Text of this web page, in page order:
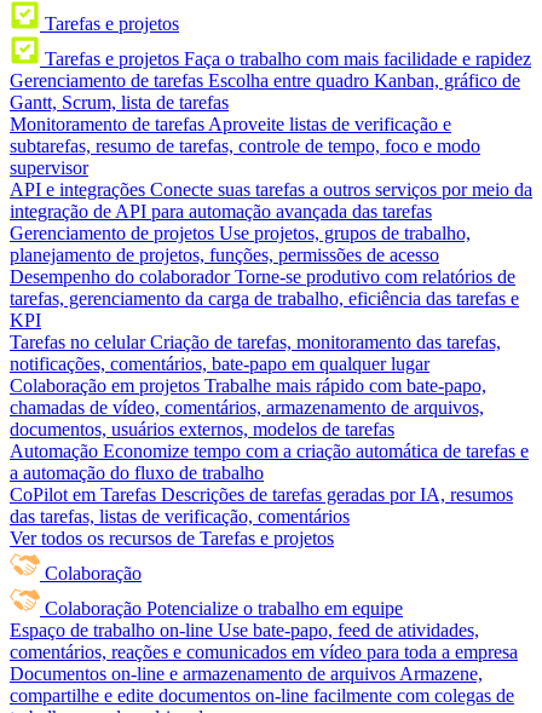
Tarefas e projetos
Tarefas e projetos Faça o trabalho com mais facilidade e rapidez
Gerenciamento de tarefas Escolha entre quadro Kanban, gráfico de
Gantt, Scrum, lista de tarefas
Monitoramento de tarefas Aproveite listas de verificação e
subtarefas, resumo de tarefas, controle de tempo, foco e modo
supervisor
API e integrações Conecte suas tarefas a outros serviços por meio da
integração de API para automação avançada das tarefas
Gerenciamento de projetos Use projetos, grupos de trabalho,
planejamento de projetos, funções, permissões de acesso
Desempenho do colaborador Torne-se produtivo com relatórios de
tarefas, gerenciamento da carga de trabalho, eficiência das tarefas e
KPI
Tarefas no celular Criação de tarefas, monitoramento das tarefas,
notificações, comentários, bate-papo em qualquer lugar
Colaboração em projetos Trabalhe mais rápido com bate-papo,
chamadas de vídeo, comentários, armazenamento de arquivos,
documentos, usuários externos, modelos de tarefas
Automação Economize tempo com a criação automática de tarefas e
a automação do fluxo de trabalho
CoPilot em Tarefas Descrições de tarefas geradas por IA, resumos
das tarefas, listas de verificação, comentários
Ver todos os recursos de Tarefas e projetos
Colaboração
Colaboração Potencialize o trabalho em equipe
Espaço de trabalho on-line Use bate-papo, feed de atividades,
comentários, reações e comunicados em vídeo para toda a empresa
Documentos on-line e armazenamento de arquivos Armazene,
compartilhe e edite documentos on-line facilmente com colegas de